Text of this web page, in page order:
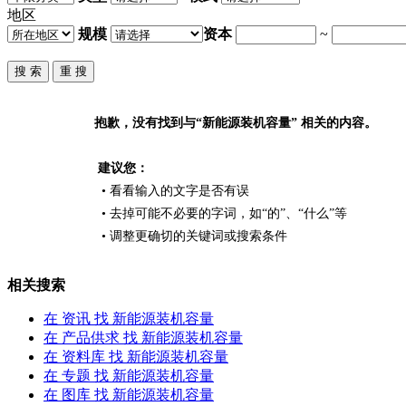
地区
规模
资本 ~
抱歉，没有找到与“新能源装机容量” 相关的内容。
建议您：
• 看看输入的文字是否有误
• 去掉可能不必要的字词，如“的”、“什么”等
• 调整更确切的关键词或搜索条件
相关搜索
在 资讯 找 新能源装机容量
在 产品供求 找 新能源装机容量
在 资料库 找 新能源装机容量
在 专题 找 新能源装机容量
在 图库 找 新能源装机容量